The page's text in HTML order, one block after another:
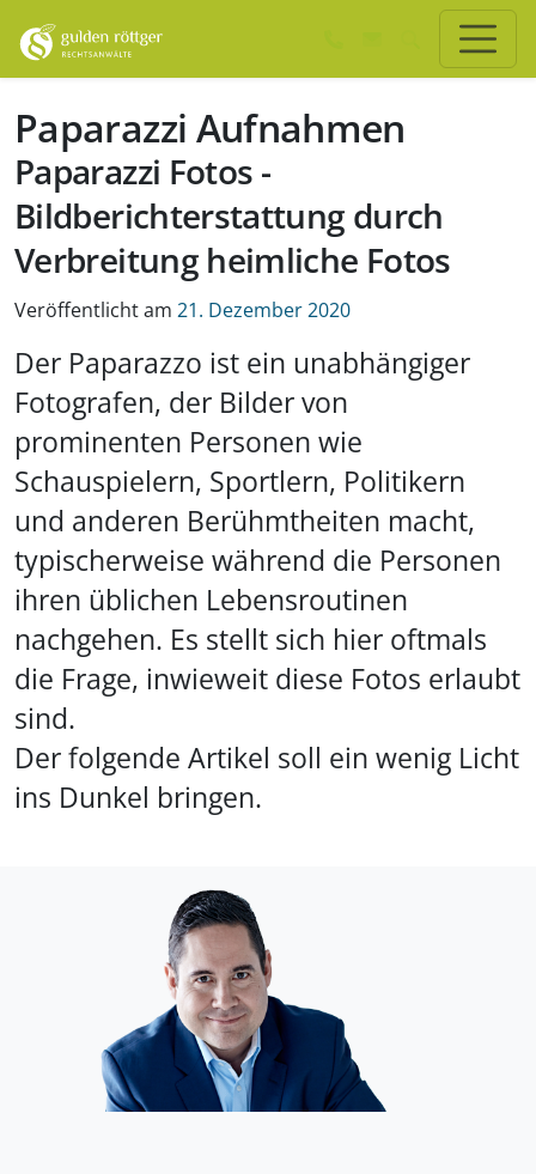
Paparazzi Aufnahmen
Paparazzi Fotos -
Bildberichterstattung durch
Verbreitung heimliche Fotos
Veröffentlicht am 21. Dezember 2020
Der Paparazzo ist ein unabhängiger
Fotografen, der Bilder von
prominenten Personen wie
Schauspielern, Sportlern, Politikern
und anderen Berühmtheiten macht,
typischerweise während die Personen
ihren üblichen Lebensroutinen
nachgehen. Es stellt sich hier oftmals
die Frage, inwieweit diese Fotos erlaubt
sind.
Der folgende Artikel soll ein wenig Licht
ins Dunkel bringen.